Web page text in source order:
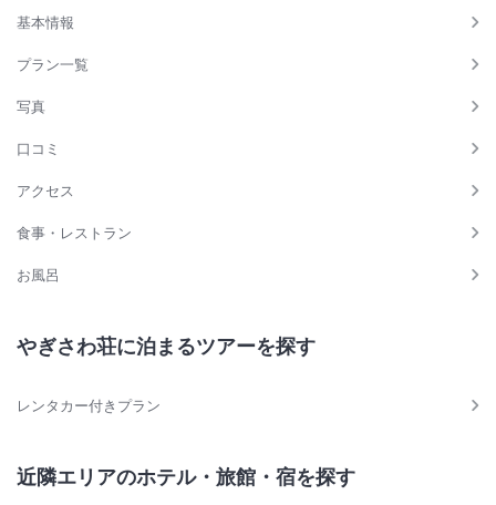
基本情報
プラン一覧
写真
口コミ
アクセス
食事・レストラン
お風呂
やぎさわ荘に泊まるツアーを探す
レンタカー付きプラン
近隣エリアのホテル・旅館・宿を探す